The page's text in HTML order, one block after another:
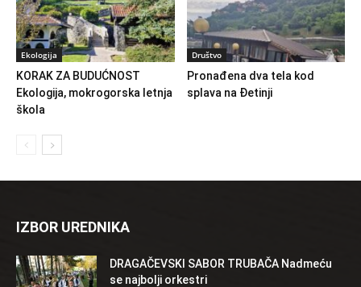
Ekologija
KORAK ZA BUDUĆNOST
Ekologija, mokrogorska letnja
škola
Društvo
Pronađena dva tela kod
splava na Đetinji
IZBOR UREDNIKA
DRAGAČEVSKI SABOR TRUBAČA Nadmeću
se najbolji orkestri